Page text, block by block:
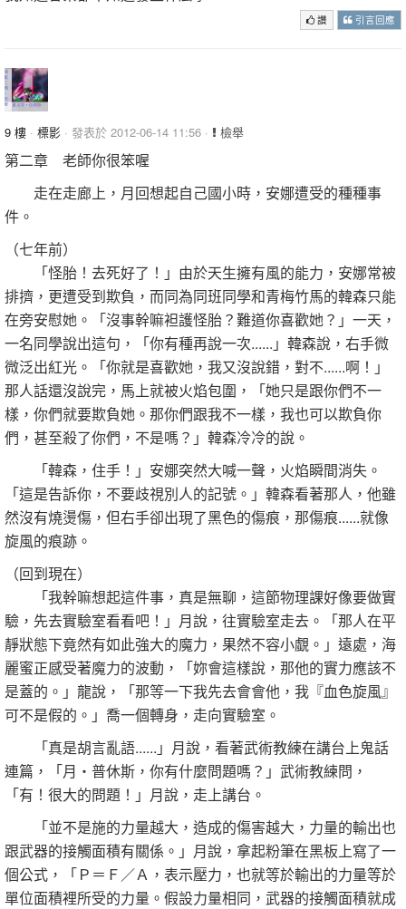
讚 引言回應
9 樓 · 標影 · 發表於 2012-06-14 11:56 · 檢舉
第二章 老師你很笨喔
走在走廊上，月回想起自己國小時，安娜遭受的種種事
件。
（七年前）
「怪胎！去死好了！」由於天生擁有風的能力，安娜常被
排擠，更遭受到欺負，而同為同班同學和青梅竹馬的韓森只能
在旁安慰她。「沒事幹嘛袒護怪胎？難道你喜歡她？」一天，
一名同學說出這句，「你有種再說一次......」韓森說，右手微
微泛出紅光。「你就是喜歡她，我又沒說錯，對不......啊！」
那人話還沒說完，馬上就被火焰包圍，「她只是跟你們不一
樣，你們就要欺負她。那你們跟我不一樣，我也可以欺負你
們，甚至殺了你們，不是嗎？」韓森冷冷的說。
「韓森，住手！」安娜突然大喊一聲，火焰瞬間消失。
「這是告訴你，不要歧視別人的記號。」韓森看著那人，他雖
然沒有燒燙傷，但右手卻出現了黑色的傷痕，那傷痕......就像
旋風的痕跡。
（回到現在）
「我幹嘛想起這件事，真是無聊，這節物理課好像要做實
驗，先去實驗室看看吧！」月說，往實驗室走去。「那人在平
靜狀態下竟然有如此強大的魔力，果然不容小覷。」遠處，海
麗蜜正感受著魔力的波動，「妳會這樣說，那他的實力應該不
是蓋的。」龍說，「那等一下我先去會會他，我『血色旋風』
可不是假的。」喬一個轉身，走向實驗室。
「真是胡言亂語......」月說，看著武術教練在講台上鬼話
連篇，「月‧普休斯，你有什麼問題嗎？」武術教練問，
「有！很大的問題！」月說，走上講台。
「並不是施的力量越大，造成的傷害越大，力量的輸出也
跟武器的接觸面積有關係。」月說，拿起粉筆在黑板上寫了一
個公式，「Ｐ＝Ｆ／Ａ，表示壓力，也就等於輸出的力量等於
單位面積裡所受的力量。假設力量相同，武器的接觸面積就成